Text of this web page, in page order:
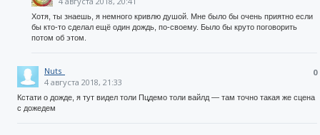
Хотя, ты знаешь, я немного кривлю душой. Мне было бы очень приятно если
бы кто-то сделал ещё один дождь, по-своему. Было бы круто поговорить
потом об этом.
0
Nuts_
4 августа 2018, 21:33
Кстати о дожде, я тут видел толи Пцдемо толи вайлд — там точно такая же сцена
с дожедем